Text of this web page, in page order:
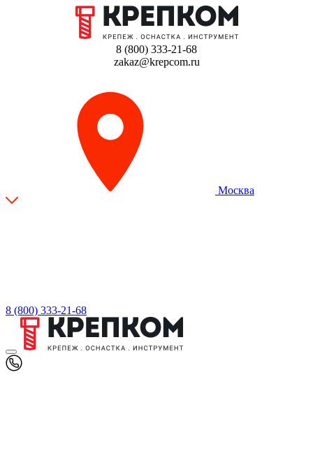
8 (800) 333-21-68
zakaz@krepcom.ru
Москва
8 (800) 333-21-68